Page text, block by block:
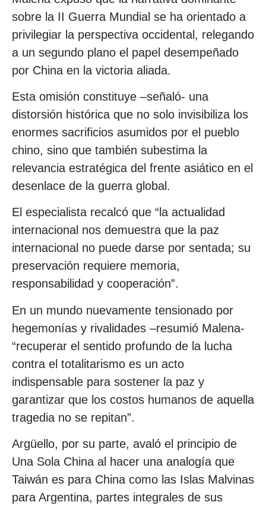
sobre la II Guerra Mundial se ha orientado a
privilegiar la perspectiva occidental, relegando
a un segundo plano el papel desempeñado
por China en la victoria aliada.
Esta omisión constituye –señaló- una
distorsión histórica que no solo invisibiliza los
enormes sacrificios asumidos por el pueblo
chino, sino que también subestima la
relevancia estratégica del frente asiático en el
desenlace de la guerra global.
El especialista recalcó que “la actualidad
internacional nos demuestra que la paz
internacional no puede darse por sentada; su
preservación requiere memoria,
responsabilidad y cooperación”.
En un mundo nuevamente tensionado por
hegemonías y rivalidades –resumió Malena-
“recuperar el sentido profundo de la lucha
contra el totalitarismo es un acto
indispensable para sostener la paz y
garantizar que los costos humanos de aquella
tragedia no se repitan”.
Argüello, por su parte, avaló el principio de
Una Sola China al hacer una analogía que
Taiwán es para China como las Islas Malvinas
para Argentina, partes integrales de sus